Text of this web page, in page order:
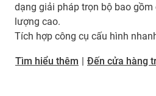
dạng giải pháp trọn bộ bao
lượng cao.
Tích hợp công cụ cấu hình
Tìm hiểu thêm | Đến cửa hàng